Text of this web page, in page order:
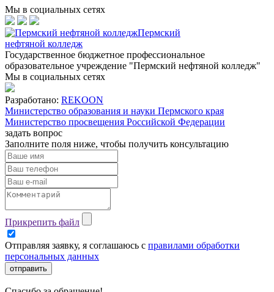
Мы в социальных сетях
Пермский
нефтяной колледж
Государственное бюджетное профессиональное
образовательное учреждение "Пермский нефтяной колледж"
Мы в социальных сетях
Разработано: REKOON
Министерство образования и науки Пермского края
Министерство просвещения Российской Федерации
задать вопрос
Заполните поля ниже, чтобы получить консультацию
Прикрепить файл
Отправляя заявку, я соглашаюсь с правилами обработки
персональных данных
отправить